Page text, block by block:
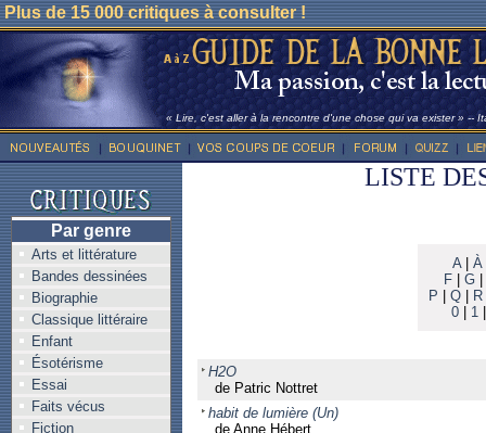
Plus de 15 000 critiques à consulter !
« Lire, c'est aller à la rencontre d'une chose qui va exister » --
Par genre
Arts et littérature
Bandes dessinées
Biographie
Classique littéraire
Enfant
Ésotérisme
Essai
Faits vécus
Fiction
LISTE
A| À
F
G
P
Q R
0
1
H2O
de Patric Nottret
habit de lumière (Un)
de Anne Hébert